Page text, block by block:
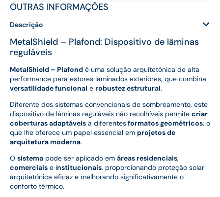
OUTRAS INFORMAÇÕES
Descrição
MetalShield – Plafond: Dispositivo de lâminas
reguláveis
MetalShield – Plafond é uma solução arquitetónica de alta
performance para estores laminados exteriores, que combina
versatilidade funcional e robustez estrutural.
Diferente dos sistemas convencionais de sombreamento, este
dispositivo de lâminas reguláveis não recolhíveis permite criar
coberturas adaptáveis a diferentesformatos geométricos, o
que lhe oferece um papel essencial em projetos de
arquitetura moderna.
O sistema pode ser aplicado em áreas residenciais,
comerciais e institucionais, proporcionando proteção solar
arquitetónica eficaz e melhorando significativamente o
conforto térmico.